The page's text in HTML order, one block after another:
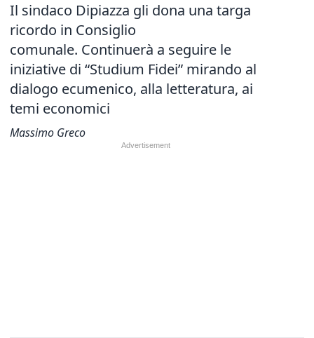
Il sindaco Dipiazza gli dona una targa
ricordo in Consiglio
comunale. Continuerà a seguire le
iniziative di “Studium Fidei” mirando al
dialogo ecumenico, alla letteratura, ai
temi economici
Massimo Greco